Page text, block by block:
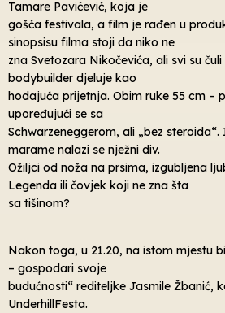
Tamare Pavićević, koja je
gošća festivala, a film je rađen u
sinopsisu filma stoji da niko ne
zna Svetozara Nikočevića, ali svi su
bodybuilder djeluje kao
hodajuća prijetnja. Obim ruke 55 cm –
upoređujući se sa
Schwarzeneggerom, ali „bez
marame nalazi se nježni div.
Ožiljci od noža na prsima, izgubljena
Legenda ili čovjek koji ne zna šta
sa tišinom?
Nakon toga, u 21.20, na istom mjestu
– gospodari svoje
budućnosti“ rediteljke Jasmile Žbanić,
UnderhillFesta.